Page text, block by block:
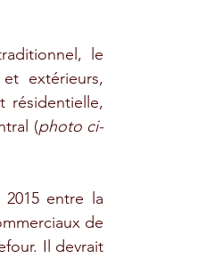
le
extérieurs,
résidentielle,
(photo ci-
entre la
de
Il devrait